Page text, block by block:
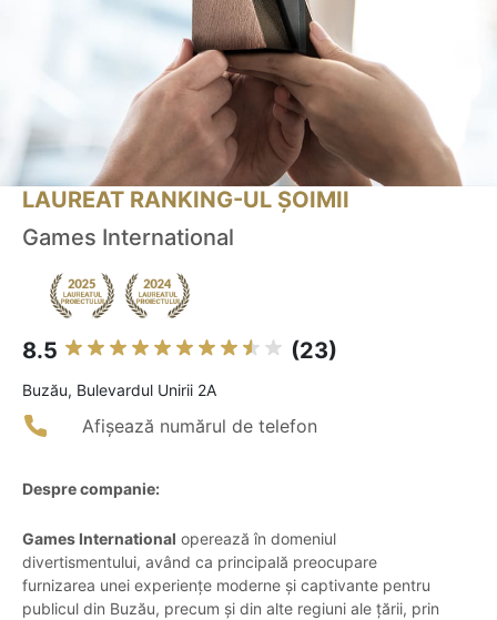
LAUREAT RANKING-UL ȘOIMII
Games International
8.5 (23)
Buzău, Bulevardul Unirii 2A
Afișează numărul de telefon
Despre companie:
Games International operează în domeniul
divertismentului, având ca principală preocupare
furnizarea unei experiențe moderne și captivante pentru
publicul din Buzău, precum și din alte regiuni ale țării, prin